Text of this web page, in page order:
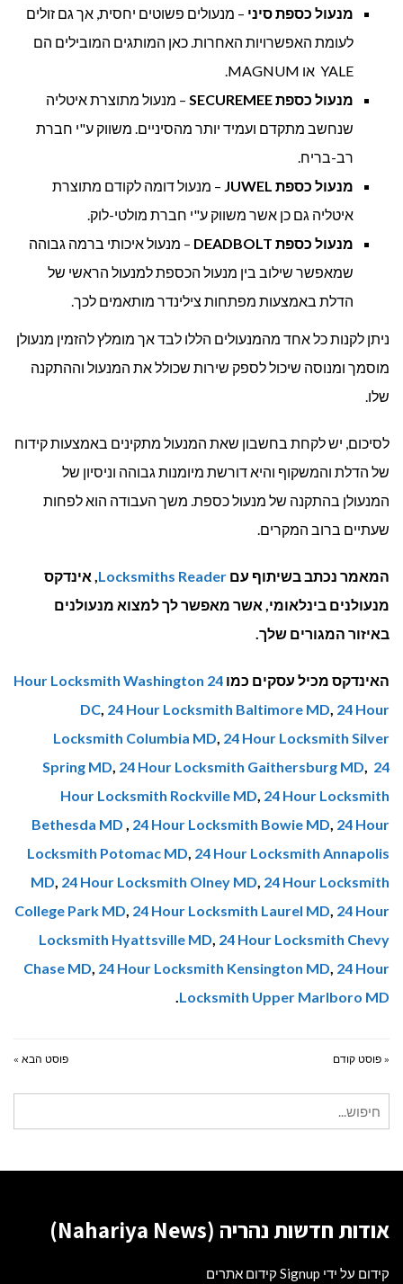
מנעול כספת סיני – מנעולים פשוטים יחסית, אך גם זולים
לעומת האפשרויות האחרות. כאן המותגים המובילים הם
YALE או MAGNUM.
מנעול כספתSECUREMEE – מנעול מתוצרת איטליה
שנחשב מתקדם ועמיד יותר מהסיניים. משווק ע"י חברת
רב-בריח.
מנעול כספת JUWEL – מנעול דומה לקודם מתוצרת
איטליה גם כן אשר משווק ע"י חברת מולטי-לוק.
מנעול כספת DEADBOLT – מנעול איכותי ברמה גבוהה
שמאפשר שילוב בין מנעול הכספת למנעול הראשי של
הדלת באמצעות מפתחות צילינדר מותאמים לכך.
ניתן לקנות כל אחד מהמנעולים הללו לבד אך מומלץ להזמין מנעולן
מוסמך ומנוסה שיכול לספק שירות שכולל את המנעול וההתקנה
שלו.
לסיכום, יש לקחת בחשבון שאת המנעול מתקינים באמצעות קידוח
של הדלת והמשקוף והיא דורשת מיומנות גבוהה וניסיון של
המנעולן בהתקנה של מנעול כספת. משך העבודה הוא לפחות
שעתיים ברוב המקרים.
המאמר נכתב בשיתוף עם Locksmiths Reader , אינדקס
מנעולנים בינלאומי, אשר מאפשר לך למצוא מנעולנים
באיזור המגורים שלך.
האינדקס מכיל עסקים כמו
24 Hour Locksmith Washington
DC 24 Hour Locksmith Baltimore MD 24 Hour
Locksmith Columbia MD 24 Hour Locksmith Silver
Spring MD 24 Hour Locksmith Gaithersburg MD
24
Hour Locksmith Rockville MD 24 Hour Locksmith
Bethesda MD
24 Hour Locksmith Bowie MD 24 Hour
Locksmith Potomac MD 24 Hour Locksmith Annapolis
MD 24 Hour Locksmith Olney MD 24 Hour Locksmith
College Park MD 24 Hour Locksmith Laurel MD 24 Hour
Locksmith Hyattsville MD 24 Hour Locksmith Chevy
Chase MD 24 Hour Locksmith Kensington MD 24 Hour
Locksmith Upper Marlboro MD
« פוסט קודם פוסט הבא »
אודות חדשות נהריה (Nahariya News)
קידום על ידי Signup קידום אתרים